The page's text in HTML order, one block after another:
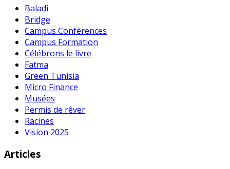
Baladi
Bridge
Campus Conférences
Campus Formation
Célébrons le livre
Fatma
Green Tunisia
Micro Finance
Musées
Permis de rêver
Racines
Vision 2025
Articles